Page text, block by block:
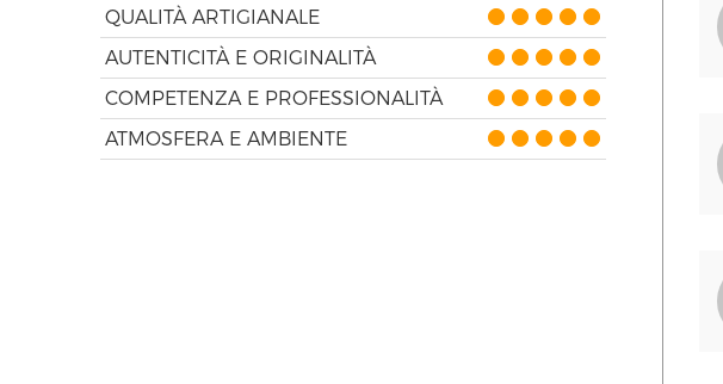
QUALITÀ ARTIGIANALE
AUTENTICITÀ E ORIGINALITÀ
COMPETENZA E PROFESSIONALITÀ
ATMOSFERA E AMBIENTE